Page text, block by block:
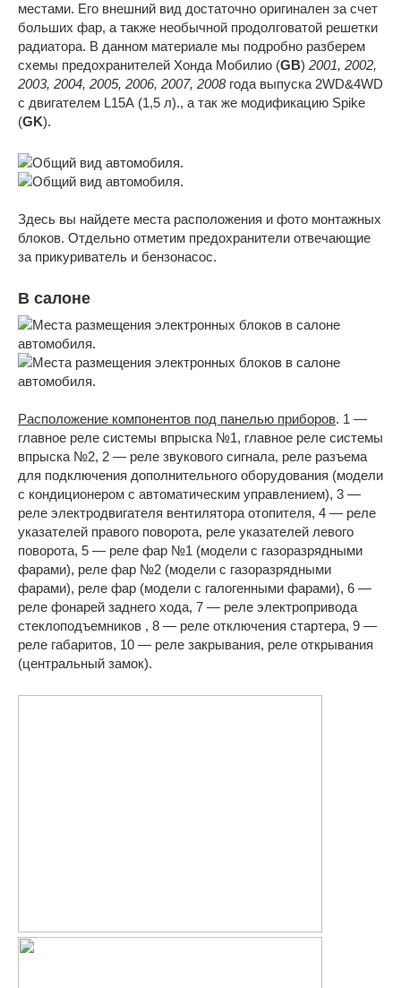
местами. Его внешний вид достаточно оригинален за счет
больших фар, а также необычной продолговатой решетки
радиатора. В данном материале мы подробно разберем
схемы предохранителей Хонда Мобилио (GB) 2001, 2002,
2003, 2004, 2005, 2006, 2007, 2008года выпуска 2WD&4WD
с двигателем L15А (1,5 л)., а так же модификацию Spike
(GK).
Здесь вы найдете места расположения и фото монтажных
блоков. Отдельно отметим предохранители отвечающие
за прикуриватель и бензонасос.
В салоне
Расположение компонентов под панелью приборов. 1 —
главное реле системы впрыска №1, главное реле системы
впрыска №2, 2 — реле звукового сигнала, реле разъема
для подключения дополнительного оборудования (модели
с кондиционером с автоматическим управлением), 3 —
реле электродвигателя вентилятора отопителя, 4 — реле
указателей правого поворота, реле указателей левого
поворота, 5 — реле фар №1 (модели с газоразрядными
фарами), реле фар №2 (модели с газоразрядными
фарами), реле фар (модели с галогенными фарами), 6 —
реле фонарей заднего хода, 7 — реле электропривода
стеклоподъемников , 8 — реле отключения стартера, 9 —
реле габаритов, 10 — реле закрывания, реле открывания
(центральный замок).